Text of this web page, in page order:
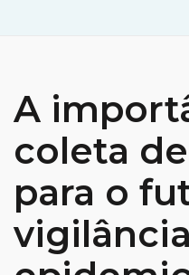
A
coleta
para o
vigilância